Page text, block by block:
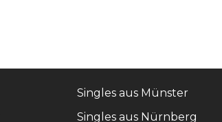
Singles aus Münster
Singles aus Nürnberg